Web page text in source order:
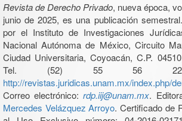
Revista de Derecho Privado, nueva época,
junio de 2025, es una publicación
por el Instituto de Investigaciones
Nacional Autónoma de México, Circuito
Ciudad Universitaria, Coyoacán, C.P.
Tel. (52) 55 56
http://revistas.juridicas.unam.mx/index.php/
Correo electrónico: rdp.iij@unam.mx.
Mercedes Velázquez Arroyo. Certificado de